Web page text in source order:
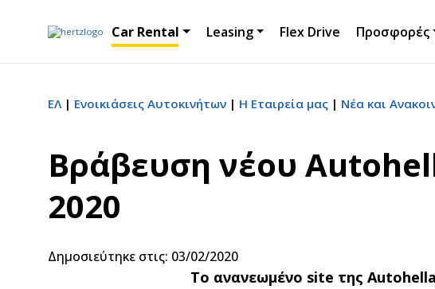
Car Rental Leasing Flex Drive Προσφορές
ΕΛ Ενοικιάσεις Αυτοκινήτων Η Εταιρεία μας Νέα και
Βράβευση νέου
2020
Δημοσιεύτηκε στις: 03/02/2020
Το ανανεωμένο site της